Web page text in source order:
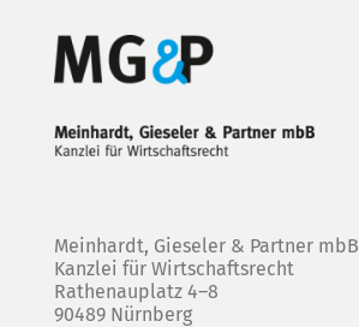
Meinhardt, Gieseler & Partner mbB
Kanzlei für Wirtschaftsrecht
Rathenauplatz 4–8
90489 Nürnberg